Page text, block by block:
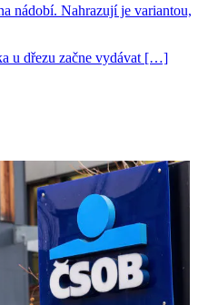
nádobí. Nahrazují je variantou,
u dřezu začne vydávat […]